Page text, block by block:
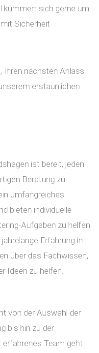
kümmert sich gerne um
Sicherheit
Ihren nächsten Anlass
erstaunlichen
ist bereit, jeden
Beratung zu
umfangreiches
bieten individuelle
Aufgaben zu helfen.
Erfahrung in
über das Fachwissen,
Ideen zu helfen.
von der Auswahl der
bis hin zu der
erfahrenes Team geht